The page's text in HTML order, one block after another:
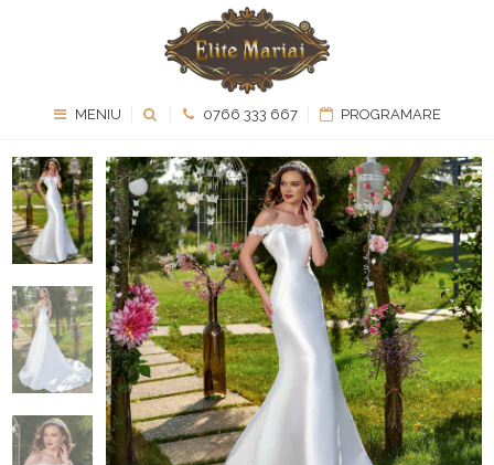
MENIU 0766 333 667 PROGRAMARE